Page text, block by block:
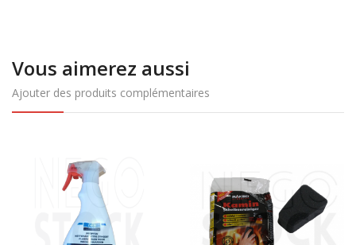
Vous aimerez aussi
Ajouter des produits complémentaires